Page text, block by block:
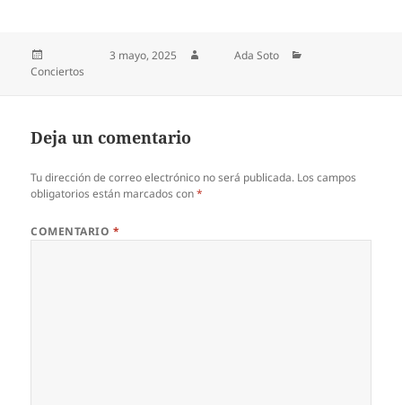
Publicado el3 mayo, 2025 AutorAda Soto
Conciertos
Deja un comentario
Tu dirección de correo electrónico no será publicada. Los campos
obligatorios están marcados con*
COMENTARIO *